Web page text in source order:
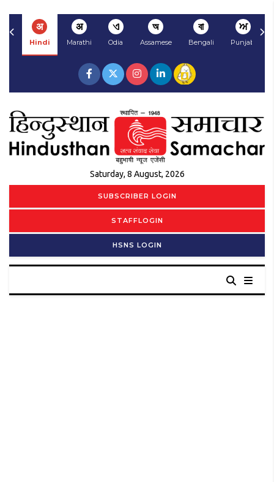
अ
Hindi
अ
Marathi
ଏ
Odia
অ
Assamese
বা
Bengali
ਅ
Punjabi
Saturday, 8 August, 2026
SUBSCRIBER LOGIN
STAFFLOGIN
HSNS LOGIN